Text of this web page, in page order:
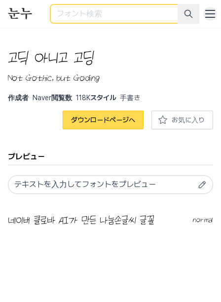
検索
고딕 아니고 고딩
Not Gothic, but Goding
作成者 Naver閲覧数 118Kスタイル 手書き
ダウンロードページへ お気に入り
プレビュー
normal